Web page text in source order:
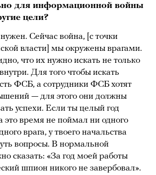
для информационной войны
цели?
Сейчас война, [с точки
власти] мы окружены врагами.
что их нужно искать не только
Для того чтобы искать
ФСБ, а сотрудники ФСБ хотят
— для этого они должны
успехи. Если ты целый год
это время не поймал ни одного
врага, у твоего начальства
вопросы. В нормальной
сказать: «За год моей работы
шпион никого не завербовал».